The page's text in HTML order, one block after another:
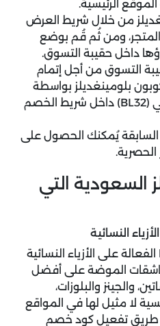
الرئيسية.
من خلال شريط العرض
المتجر، ومن ثُم قُم بوضع
داخل حقيبة التسوق.
التسوق من أجل إتمام
بلومينغديلز بواسطة
وضع رمز الكود الترويجي (BL32) داخل شريط الخصم
يُمكنك الحصول على
السعودية التي
النسائية
تخفيضات bloomingdale’s الفعالة على الأزياء النسائية
الموضة على أفضل
والجينز والبلوزات،
لا مثيل لها في المواقع
عن طريق تفعيل كود خصم